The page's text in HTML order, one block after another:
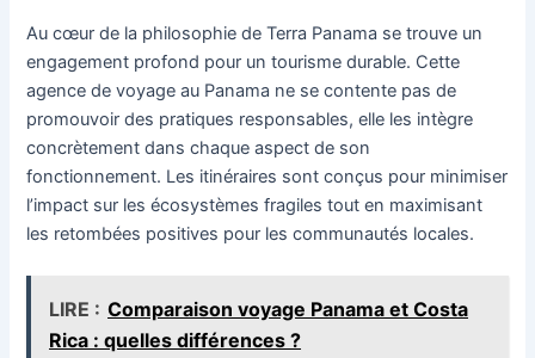
Au cœur de la philosophie de Terra Panama se trouve un
engagement profond pour un tourisme durable. Cette
agence de voyage au Panama ne se contente pas de
promouvoir des pratiques responsables, elle les intègre
concrètement dans chaque aspect de son
fonctionnement. Les itinéraires sont conçus pour minimiser
l’impact sur les écosystèmes fragiles tout en maximisant
les retombées positives pour les communautés locales.
LIRE : Comparaison voyage Panama et Costa
Rica : quelles différences ?